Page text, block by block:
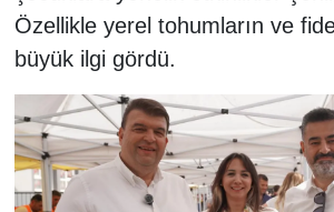
Özellikle yerel tohumların ve
büyük ilgi gördü.